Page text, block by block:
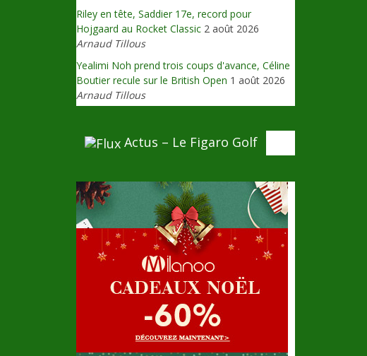
Riley en tête, Saddier 17e, record pour
Hojgaard au Rocket Classic 2 août 2026
Arnaud Tillous
Yealimi Noh prend trois coups d'avance, Céline
Boutier recule sur le British Open 1 août 2026
Arnaud Tillous
Actus – Le Figaro Golf